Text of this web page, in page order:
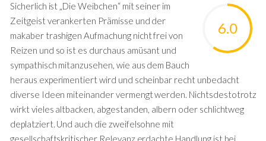
6.0
Sicherlich ist „Die Weibchen“ mit seiner im
Zeitgeist verankerten Prämisse und der
makaber trashigen Aufmachung nicht frei von
Reizen und so ist es durchaus amüsant und
sympathisch mitanzusehen, wie aus dem Bauch
heraus experimentiert wird und scheinbar recht unbedacht
diverse Ideen miteinander vermengt werden. Nichtsdestotrotz
wirkt vieles altbacken, abgestanden, albern oder schlichtweg
deplatziert. Und auch die zweifelsohne mit
gesellschaftskritischer Relevanz erdachte Handlung ist bei